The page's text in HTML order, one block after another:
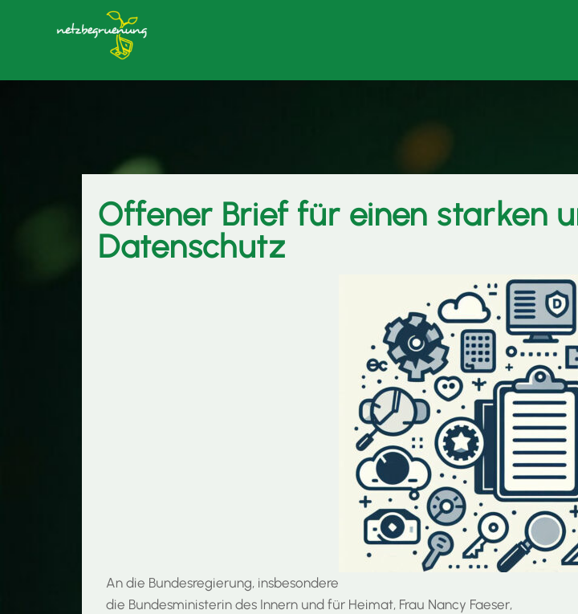
Offener Brief für einen starken
Datenschutz
An die Bundesregierung, insbesondere
die Bundesministerin des Innern und für Heimat, Frau Nancy Faeser,